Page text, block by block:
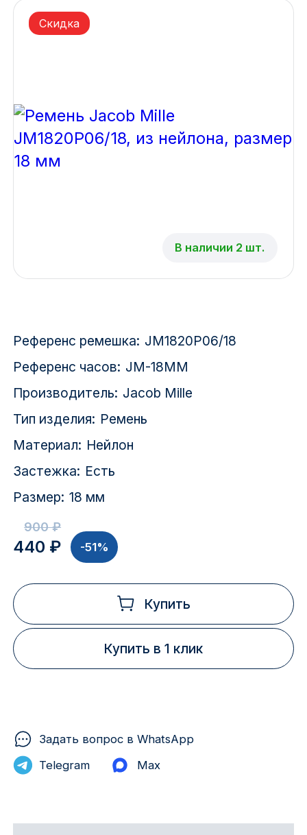
Владивосток
Кемерово
Воронеж
1 Поселок
2-я Смирновка
4-й Участок
52127 городок
В наличии 2 шт.
Скидка
Референс ремешка: JM1820P06/18
Референс часов: JM-18MM
Производитель: Jacob Mille
Тип изделия: Ремень
Материал: Нейлон
Застежка: Есть
Размер: 18 мм
440 ₽
900 ₽
-51%
Купить
Купить в 1 клик
Задать вопрос в WhatsApp
Telegram
Max